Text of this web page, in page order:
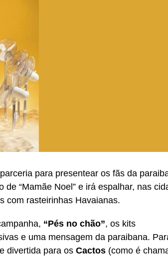
para presentear os fãs da
“Mamãe Noel” e irá espalhar, nas
com rasteirinhas Havaianas.
“Pés no chão”, os kits
e uma mensagem da paraibana.
divertida para os Cactos (como é